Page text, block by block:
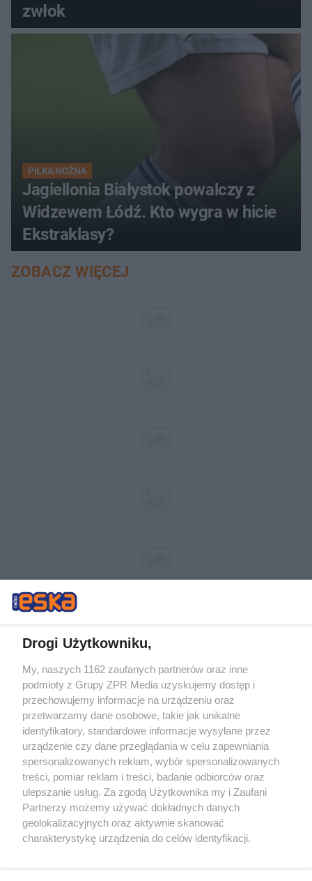
zwłok
PIŁKA NOŻNA
Jagiellonia Białystok powalczy z
Widzewem Łódź. Kto wygra w hicie
Ekstraklasy?
ZOBACZ WIĘCEJ
Żaden utwór zamieszczony w serwisie nie może być powielany i
rozpowszechniany lub dalej rozpowszechniany w jakikolwiek sposób (w
tym także elektroniczny lub mechaniczny) na jakimkolwiek polu
eksploatacji w jakiejkolwiek formie, włącznie z umieszczaniem w
Internecie bez pisemnej zgody właściciela praw. Jakiekolwiek użycie lub
wykorzystanie utworów w całości lub w części z naruszeniem prawa,
tzn. bez właściwej zgody, jest zabronione pod groźbą kary i może być
ścigane prawnie.
Drogi Użytkowniku,
My, naszych 1162 zaufanych partnerów oraz inne
podmioty z Grupy ZPR Media uzyskujemy dostęp i
przechowujemy informacje na urządzeniu oraz
przetwarzamy dane osobowe, takie jak unikalne
identyfikatory, standardowe informacje wysyłane przez
urządzenie czy dane przeglądania w celu zapewniania
spersonalizowanych reklam, wybór spersonalizowanych
treści, pomiar reklam i treści, badanie odbiorców oraz
ulepszanie usług. Za zgodą Użytkownika my i Zaufani
Partnerzy możemy używać dokładnych danych
geolokalizacyjnych oraz aktywnie skanować
charakterystykę urządzenia do celów identyfikacji.